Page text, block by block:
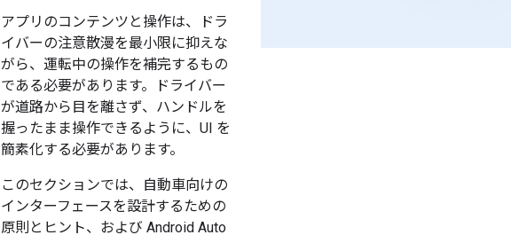
アプリのコンテンツと操作は、ドラ
イバーの注意散漫を最小限に抑えな
がら、運転中の操作を補完するもの
である必要があります。ドライバー
が道路から目を離さず、ハンドルを
握ったまま操作できるように、UI を
簡素化する必要があります。
このセクションでは、自動車向けの
インターフェースを設計するための
原則とヒント、および Android Auto